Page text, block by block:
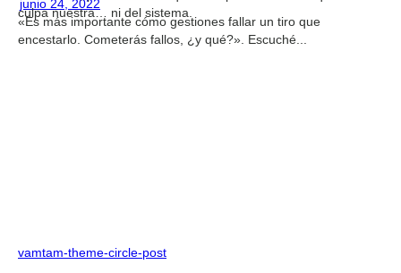
culpa nuestra… ni del sistema.
junio 24, 2022
«Es más importante cómo gestiones fallar un tiro que
encestarlo. Cometerás fallos, ¿y qué?». Escuché...
vamtam-theme-circle-post